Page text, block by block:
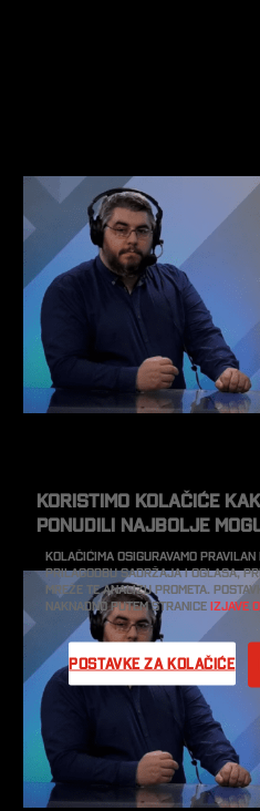
Koristimo kolačiće
ponudili najbolje
Kolačićima osiguravamo
prilagodbu sadržaja i oglasa,
mreže te analizu prometa.
naknadno putem straniceIzjave
Postavke za kolačiće